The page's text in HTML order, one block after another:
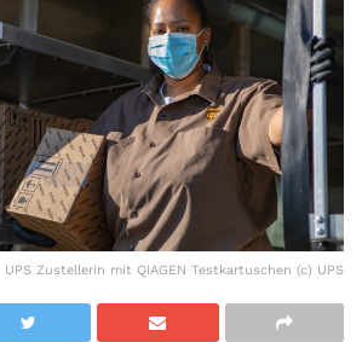
UPS Zustellerin mit QIAGEN Testkartuschen (c) UPS